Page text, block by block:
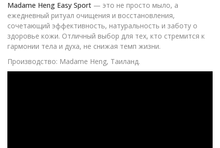
Madame Heng Easy Sport — это не просто мыло, а
ежедневный ритуал очищения и восстановления,
сочетающий эффективность, натуральность и заботу о
здоровье кожи. Отличный выбор для тех, кто стремится к
гармонии тела и духа, не снижая темп жизни.
Производство: Madame Heng, Таиланд.